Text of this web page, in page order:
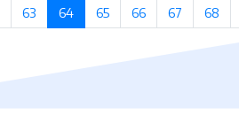
strona
63 strona
64 (bieżąca strona)
65 strona
66 strona
67 strona
68